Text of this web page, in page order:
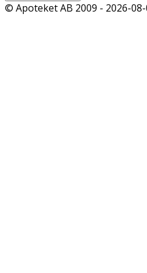
© Apoteket AB 2009 - 2026-